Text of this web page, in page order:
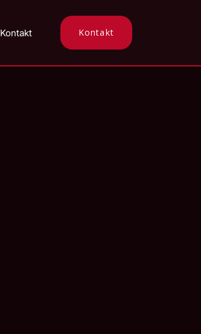
Kontakt Kontakt